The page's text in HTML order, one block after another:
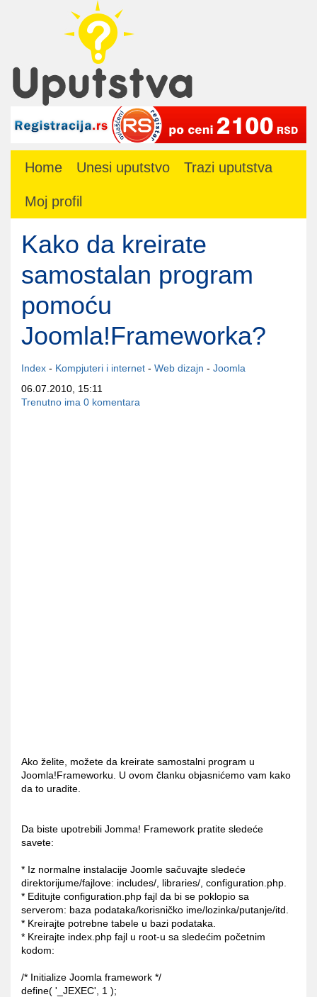
Home Unesi uputstvo Trazi uputstva
Moj profil
Kako da kreirate
samostalan program
pomoću
Joomla!Frameworka?
Index - Kompjuteri i internet - Web dizajn - Joomla
06.07.2010, 15:11
Trenutno ima 0 komentara
Ako želite, možete da kreirate samostalni program u
Joomla!Frameworku. U ovom članku objasnićemo vam kako
da to uradite.
Da biste upotrebili Jomma! Framework pratite sledeće
savete:
* Iz normalne instalacije Joomle sačuvajte sledeće
direktorijume/fajlove: includes/, libraries/, configuration.php.
* Editujte configuration.php fajl da bi se poklopio sa
serverom: baza podataka/korisničko ime/lozinka/putanje/itd.
* Kreirajte potrebne tabele u bazi podataka.
* Kreirajte index.php fajl u root-u sa sledećim početnim
kodom:
/* Initialize Joomla framework */
define( '_JEXEC', 1 );